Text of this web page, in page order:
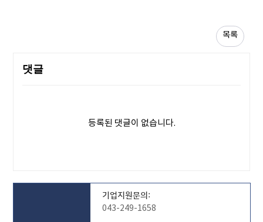
목록
댓글
등록된 댓글이 없습니다.
기업지원문의:
043-249-1658